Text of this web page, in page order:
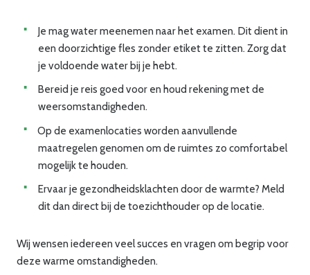
Je mag water meenemen naar het examen. Dit dient in
een doorzichtige fles zonder etiket te zitten. Zorg dat
je voldoende water bij je hebt.
Bereid je reis goed voor en houd rekening met de
weersomstandigheden.
Op de examenlocaties worden aanvullende
maatregelen genomen om de ruimtes zo comfortabel
mogelijk te houden.
Ervaar je gezondheidsklachten door de warmte? Meld
dit dan direct bij de toezichthouder op de locatie.
Wij wensen iedereen veel succes en vragen om begrip voor
deze warme omstandigheden.